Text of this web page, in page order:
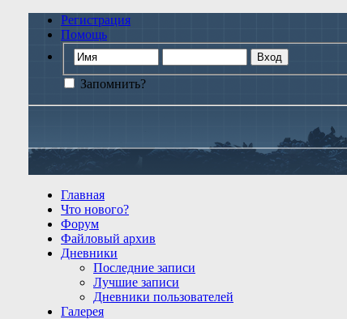
Регистрация
Помощь
Запомнить?
Главная
Что нового?
Форум
Файловый архив
Дневники
Последние записи
Лучшие записи
Дневники пользователей
Галерея